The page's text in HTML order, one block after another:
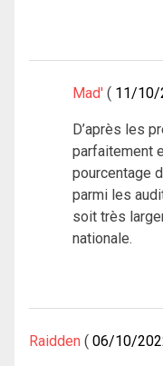
Mad' 11/10/
D’après les
parfaitement
pourcentage
parmi les
soit très
nationale.
Raidden 06/10/